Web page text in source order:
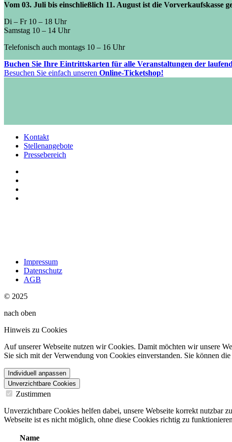
Vom 03. Juli bis einschließlich 11. August ist die Vorverkaufskasse
Di – Fr 10 – 18 Uhr
Samstag 10 – 14 Uhr
Telefonisch auch montags 10 – 16 Uhr
Buchen Sie Ihre Eintrittskarten für alle Veranstaltungen der
Besuchen Sie einfach unseren Online-Ticketshop!
Kontakt
Stellenangebote
Pressebereich
Impressum
Datenschutz
AGB
© 2025
nach oben
Hinweis zu Cookies
Auf unserer Webseite nutzen wir Cookies. Damit möchten wir unsere
Sie sich mit der Verwendung von Cookies einverstanden. Sie können
Individuell anpassen
Unverzichtbare Cookies
Zustimmen
Unverzichtbare Cookies helfen dabei, unsere Webseite korrekt nutzbar
Webseite ist es nicht möglich, ohne diese Cookies richtig zu
Name